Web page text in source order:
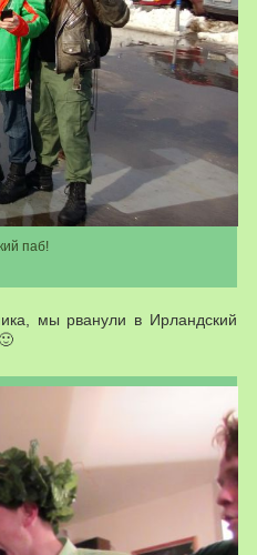
паб!
мы рванули в Ирландский